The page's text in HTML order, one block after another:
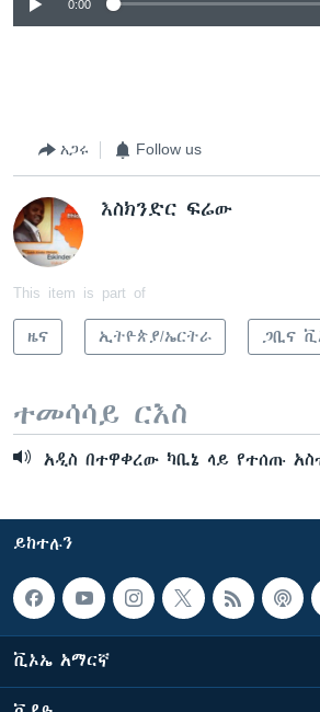
0:00
አጋሩ Follow us
እስክንድር ፍሬው
This item is part of
ዜና ኢትዮጵያ/ኤርትራ ጋቢና
ተመሳሳይ ርእስ
አዲስ በተዋቀረው ካቢኔ ላይ የተሰጡ
ይከተሉን
ቪኦኤ አማርኛ